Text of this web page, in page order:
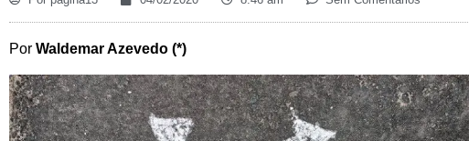
Por Waldemar Azevedo (*)